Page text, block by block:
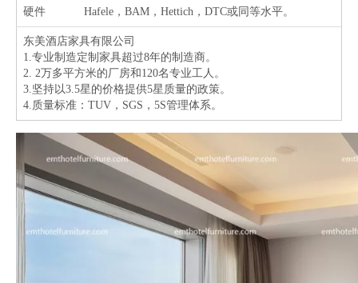
硬件 Hafele，BAM，Hettich，DTC或同等水平。
东美酒店家具有限公司
1.专业制造定制家具超过8年的制造商。
2. 2万多平方米的厂房和120名专业工人。
3.坚持以3.5星的价格提供5星质量的政策。
4.质量标准：TUV，SGS，5S管理体系。